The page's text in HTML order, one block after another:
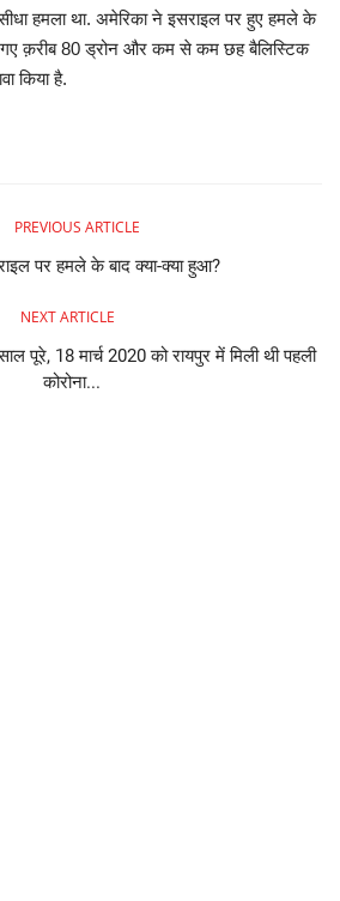
हमला था. अमेरिका ने इसराइल पर हुए हमले के
गए क़रीब 80 ड्रोन और कम से कम छह बैलिस्टिक
किया है.
PREVIOUS ARTICLE
पर हमले के बाद क्या-क्या हुआ?
NEXT ARTICLE
पूरे, 18 मार्च 2020 को रायपुर में मिली थी पहली
कोरोना...